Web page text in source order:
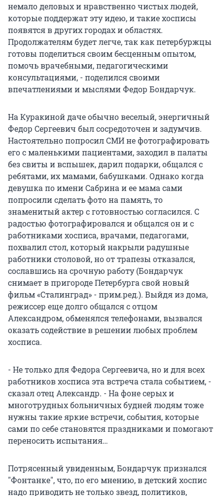
немало деловых и нравственно чистых людей,
которые поддержат эту идею, и такие хосписы
появятся в других городах и областях.
Продолжателям будет легче, так как петербуржцы
готовы поделиться своим бесценным опытом,
помочь врачебными, педагогическими
консультациями, - поделился своими
впечатлениями и мыслями Федор Бондарчук.
На Куракиной даче обычно веселый, энергичный
Федор Сергеевич был сосредоточен и задумчив.
Настоятельно попросил СМИ не фотографировать
его с маленькими пациентами, заходил в палаты
без свиты и вспышек, дарил подарки, общался с
ребятами, их мамами, бабушками. Однако когда
девушка по имени Сабрина и ее мама сами
попросили сделать фото на память, то
знаменитый актер с готовностью согласился. С
радостью фотографировался и общался он и с
работниками хосписа, врачами, педагогами,
похвалил стол, который накрыли радушные
работники столовой, но от трапезы отказался,
сославшись на срочную работу (Бондарчук
снимает в пригороде Петербурга свой новый
фильм «Сталинград» - прим.ред.). Выйдя из дома,
режиссер еще долго общался с отцом
Александром, обменялся телефонами, вызвался
оказать содействие в решении любых проблем
хосписа.
- Не только для Федора Сергеевича, но и для всех
работников хосписа эта встреча стала событием, -
сказал отец Александр. - На фоне серых и
многотрудных больничных будней людям тоже
нужны такие яркие встречи, события, которые
сами по себе становятся праздниками и помогают
переносить испытания…
Потрясенный увиденным, Бондарчук признался
"Фонтанке", что, по его мнению, в детский хоспис
надо приводить не только звезд, политиков,